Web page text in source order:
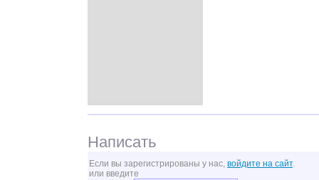
Написать
Если вы зарегистрированы у нас, войдите на сайт.
или введите